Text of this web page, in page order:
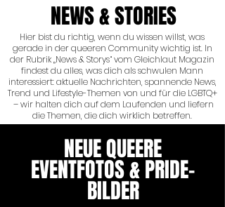
NEWS & STORIES
Hier bist du richtig, wenn du wissen willst, was
gerade in der queeren Community wichtig ist. In
der Rubrik „News & Storys“ vom Gleichlaut Magazin
findest du alles, was dich als schwulen Mann
interessiert: aktuelle Nachrichten, spannende News,
Trend und Lifestyle-Themen von und für die LGBTQ+
– wir halten dich auf dem Laufenden und liefern
die Themen, die dich wirklich betreffen.
NEUE QUEERE
EVENTFOTOS & PRIDE-
BILDER